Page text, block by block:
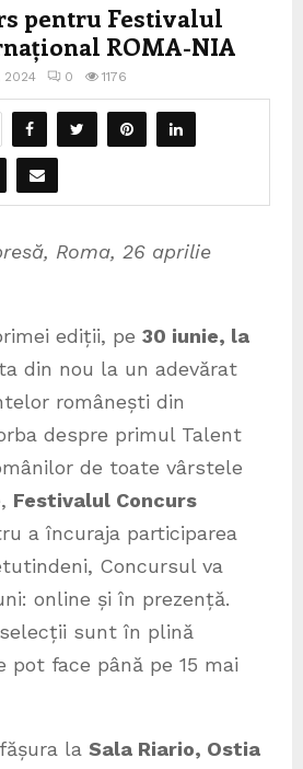
pentru Festivalul
ROMA-NIA
2024 0 1176
Roma, 26 aprilie
ediții, pe 30 iunie, la
din nou la un adevărat
românești din
despre primul Talent
de toate vârstele
Festivalul Concurs
a încuraja participarea
Concursul va
online și în prezență.
sunt în plină
pot face până pe 15 mai
la Sala Riario, Ostia